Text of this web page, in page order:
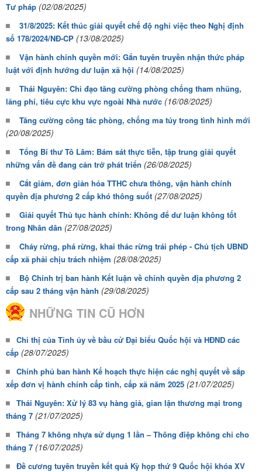
Tư pháp (02/08/2025)
31/8/2025: Kết thúc giải quyết chế độ nghỉ việc theo Nghị định
số 178/2024/NĐ-CP (13/08/2025)
Vận hành chính quyền mới: Gắn tuyên truyền nhận thức pháp
luật với định hướng dư luận xã hội (14/08/2025)
Thái Nguyên: Chỉ đạo tăng cường phòng chống tham nhũng,
lãng phí, tiêu cực khu vực ngoài Nhà nước (16/08/2025)
Tăng cường công tác phòng, chống ma túy trong tình hình mới
(20/08/2025)
Tổng Bí thư Tô Lâm: Bám sát thực tiễn, tập trung giải quyết
những vấn đề đang cản trở phát triển (26/08/2025)
Cắt giảm, đơn giản hóa TTHC chưa thông, vận hành chính
quyền địa phương 2 cấp khó thông suốt (27/08/2025)
Giải quyết Thủ tục hành chính: Không để dư luận không tốt
trong Nhân dân (27/08/2025)
Cháy rừng, phá rừng, khai thác rừng trái phép - Chủ tịch UBND
cấp xã phải chịu trách nhiệm (28/08/2025)
Bộ Chính trị ban hành Kết luận về chính quyền địa phương 2
cấp sau 2 tháng vận hành (29/08/2025)
NHỮNG TIN CŨ HƠN
Chỉ thị của Tỉnh ủy về bầu cử Đại biểu Quốc hội và HĐND các
cấp (28/07/2025)
Chính phủ ban hành Kế hoạch thực hiện các nghị quyết về sắp
xếp đơn vị hành chính cấp tỉnh, cấp xã năm 2025 (21/07/2025)
Thái Nguyên: Xử lý 83 vụ hàng giả, gian lận thương mại trong
tháng 7 (21/07/2025)
Tháng 7 không nhựa sử dụng 1 lần – Thông điệp không chỉ cho
tháng 7 (16/07/2025)
Đề cương tuyên truyền kết quả Kỳ họp thứ 9 Quốc hội khóa XV